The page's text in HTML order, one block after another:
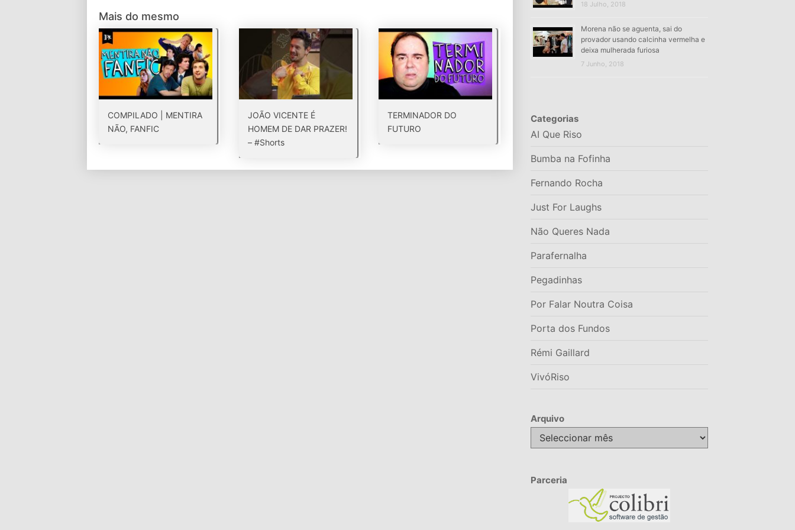
Mais do mesmo
COMPILADO | MENTIRA
NÃO, FANFIC
JOÃO VICENTE É
HOMEM DE DAR PRAZER!
– #Shorts
TERMINADOR DO
FUTURO
18 Julho, 2018
Morena não se aguenta, sai do
provador usando calcinha vermelha e
deixa mulherada furiosa
7 Junho, 2018
Categorias
AI Que Riso
Bumba na Fofinha
Fernando Rocha
Just For Laughs
Não Queres Nada
Parafernalha
Pegadinhas
Por Falar Noutra Coisa
Porta dos Fundos
Rémi Gaillard
VivóRiso
Arquivo
Arquivo
Parceria